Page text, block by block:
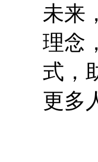
未来
理念
式，
更多